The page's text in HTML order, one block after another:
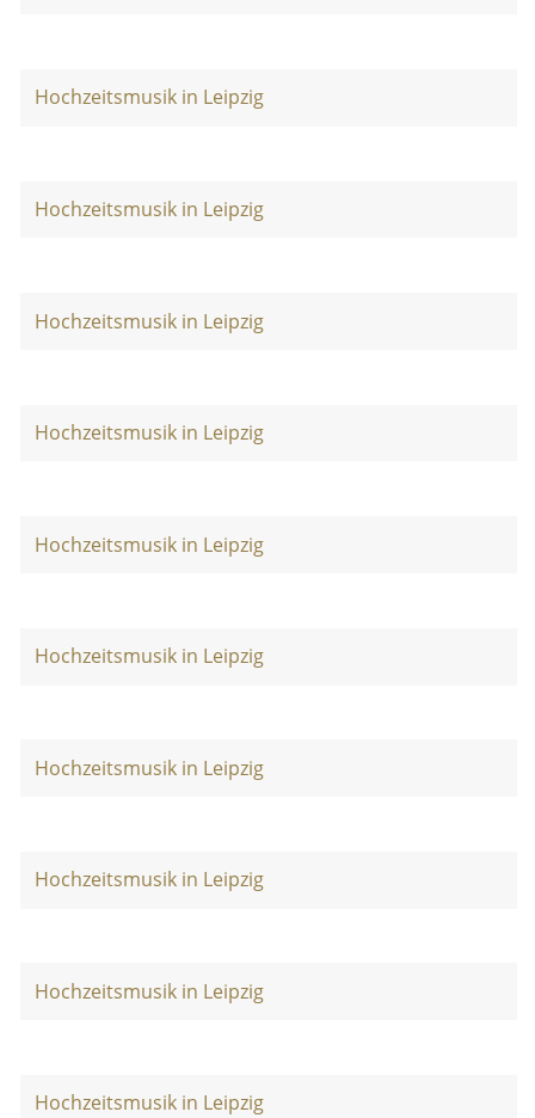
Hochzeitsmusik in Leipzig
Hochzeitsmusik in Leipzig
Hochzeitsmusik in Leipzig
Hochzeitsmusik in Leipzig
Hochzeitsmusik in Leipzig
Hochzeitsmusik in Leipzig
Hochzeitsmusik in Leipzig
Hochzeitsmusik in Leipzig
Hochzeitsmusik in Leipzig
Hochzeitsmusik in Leipzig